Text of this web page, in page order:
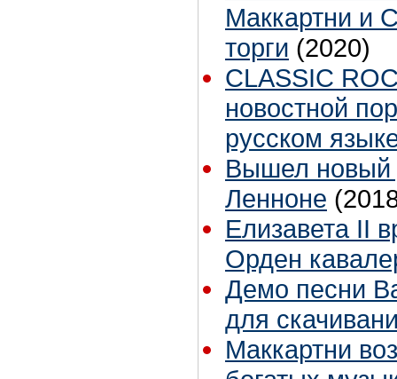
Маккартни и
торги (2020)
CLASSIC
новостной
русском
Вышел новый
Ленноне
Елизавета II
Орден
Демо песни
для
Маккартни